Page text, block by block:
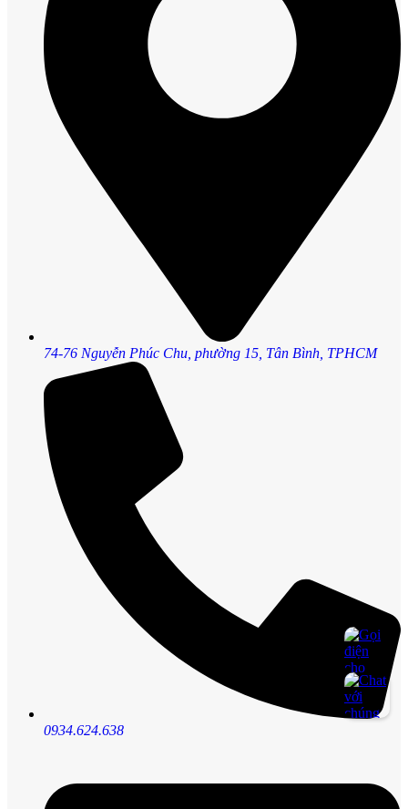
74-76 Nguyễn Phúc Chu, phường 15, Tân Bình, TPHCM
0934.624.638